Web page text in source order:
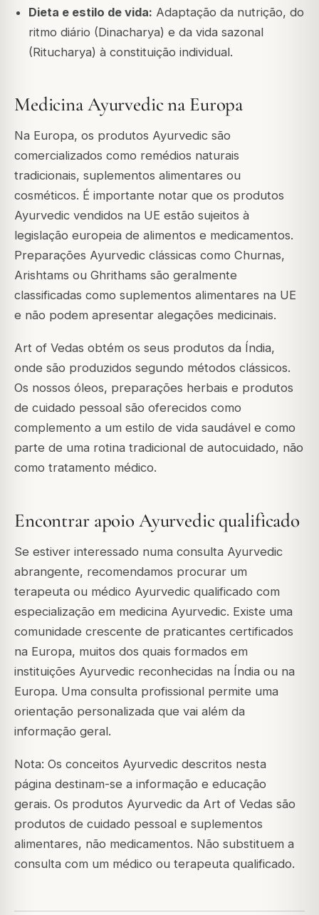
Dieta e estilo de vida: Adaptação da nutrição, do
ritmo diário (Dinacharya) e da vida sazonal
(Ritucharya) à constituição individual.
Medicina Ayurvedic na Europa
Na Europa, os produtos Ayurvedic são
comercializados como remédios naturais
tradicionais, suplementos alimentares ou
cosméticos. É importante notar que os produtos
Ayurvedic vendidos na UE estão sujeitos à
legislação europeia de alimentos e medicamentos.
Preparações Ayurvedic clássicas como Churnas,
Arishtams ou Ghrithams são geralmente
classificadas como suplementos alimentares na UE
e não podem apresentar alegações medicinais.
Art of Vedas obtém os seus produtos da Índia,
onde são produzidos segundo métodos clássicos.
Os nossos óleos, preparações herbais e produtos
de cuidado pessoal são oferecidos como
complemento a um estilo de vida saudável e como
parte de uma rotina tradicional de autocuidado, não
como tratamento médico.
Encontrar apoio Ayurvedic qualificado
Se estiver interessado numa consulta Ayurvedic
abrangente, recomendamos procurar um
terapeuta ou médico Ayurvedic qualificado com
especialização em medicina Ayurvedic. Existe uma
comunidade crescente de praticantes certificados
na Europa, muitos dos quais formados em
instituições Ayurvedic reconhecidas na Índia ou na
Europa. Uma consulta profissional permite uma
orientação personalizada que vai além da
informação geral.
Nota: Os conceitos Ayurvedic descritos nesta
página destinam-se a informação e educação
gerais. Os produtos Ayurvedic da Art of Vedas são
produtos de cuidado pessoal e suplementos
alimentares, não medicamentos. Não substituem a
consulta com um médico ou terapeuta qualificado.